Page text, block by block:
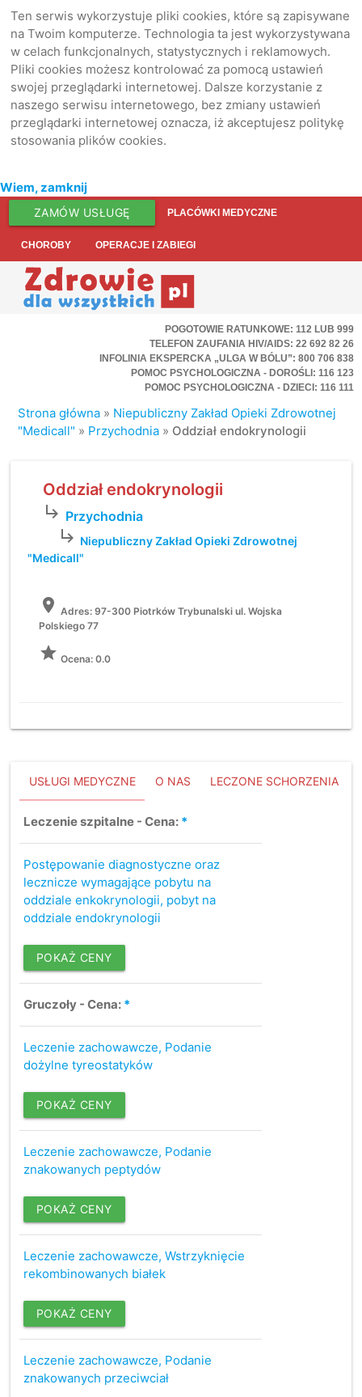
Ten serwis wykorzystuje pliki cookies, które są zapisywane
na Twoim komputerze. Technologia ta jest wykorzystywana
w celach funkcjonalnych, statystycznych i reklamowych.
Pliki cookies możesz kontrolować za pomocą ustawień
swojej przeglądarki internetowej. Dalsze korzystanie z
naszego serwisu internetowego, bez zmiany ustawień
przeglądarki internetowej oznacza, iż akceptujesz politykę
stosowania plików cookies.
Wiem, zamknij
ZAMÓW USŁUGĘ PLACÓWKI MEDYCZNE
CHOROBY OPERACJE I ZABIEGI
POGOTOWIE RATUNKOWE: 112 LUB 999
TELEFON ZAUFANIA HIV/AIDS: 22 692 82 26
INFOLINIA EKSPERCKA „ULGA W BÓLU”: 800 706 838
POMOC PSYCHOLOGICZNA - DOROŚLI: 116 123
POMOC PSYCHOLOGICZNA - DZIECI: 116 111
Strona główna » Niepubliczny Zakład Opieki Zdrowotnej
"Medicall" » Przychodnia » Oddział endokrynologii
Oddział endokrynologii
subdirectory_arrow_right Przychodnia
subdirectory_arrow_right Niepubliczny Zakład Opieki Zdrowotnej
"Medicall"
location_on Adres:97-300 Piotrków Trybunalski ul. Wojska
Polskiego 77
grade Ocena: 0.0
USŁUGI MEDYCZNE O NAS LECZONE SCHORZENIA
Leczenie szpitalne - Cena: *
Postępowanie diagnostyczne oraz
lecznicze wymagające pobytu na
oddziale enkokrynologii, pobyt na
oddziale endokrynologii
POKAŻ CENY
Gruczoły - Cena: *
Leczenie zachowawcze, Podanie
dożylne tyreostatyków
POKAŻ CENY
Leczenie zachowawcze, Podanie
znakowanych peptydów
POKAŻ CENY
Leczenie zachowawcze, Wstrzyknięcie
rekombinowanych białek
POKAŻ CENY
Leczenie zachowawcze, Podanie
znakowanych przeciwciał